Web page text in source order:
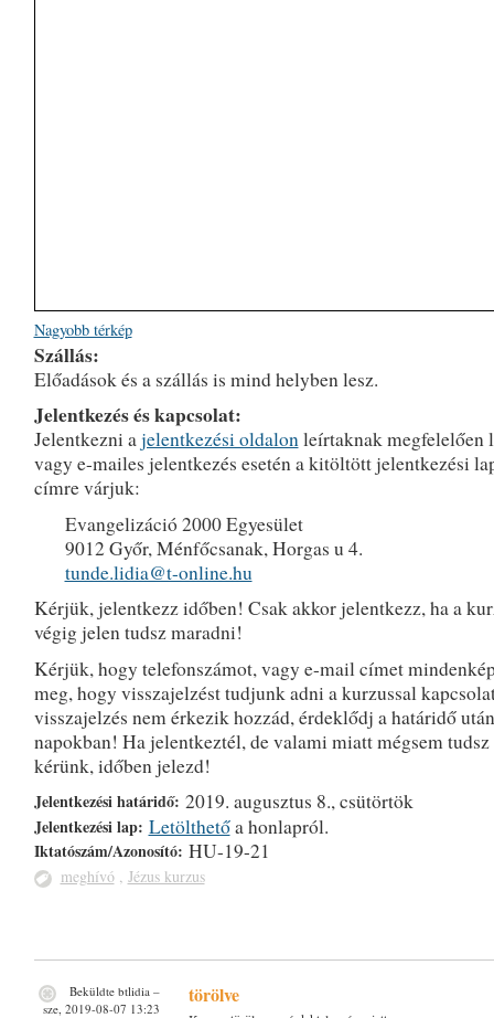
Nagyobb térkép
Szállás:
Előadások és a szállás is mind helyben lesz.
Jelentkezés és kapcsolat:
Jelentkezni ajelentkezési oldalonleírtaknak megfelelően
vagy e-mailes jelentkezés esetén a kitöltött jelentkezési
címre várjuk:
Evangelizáció 2000 Egyesület
9012 Győr, Ménfőcsanak, Horgas u 4.
tunde.lidia@t-online.hu
Kérjük, jelentkezz időben! Csak akkor jelentkezz, ha a
végig jelen tudsz maradni!
Kérjük, hogy telefonszámot, vagy e-mail címet
meg, hogy visszajelzést tudjunk adni a kurzussal
visszajelzés nem érkezik hozzád, érdeklődj a határidő
napokban! Ha jelentkeztél, de valami miatt mégsem tudsz
kérünk, időben jelezd!
Jelentkezési határidő: 2019. augusztus 8., csütörtök
Jelentkezési lap: Letölthetőa honlapról.
Iktatószám/Azonosító: HU-19-21
meghívó , Jézus kurzus
törölve
Beküldte btlidia–
sze, 2019-08-07 13:23